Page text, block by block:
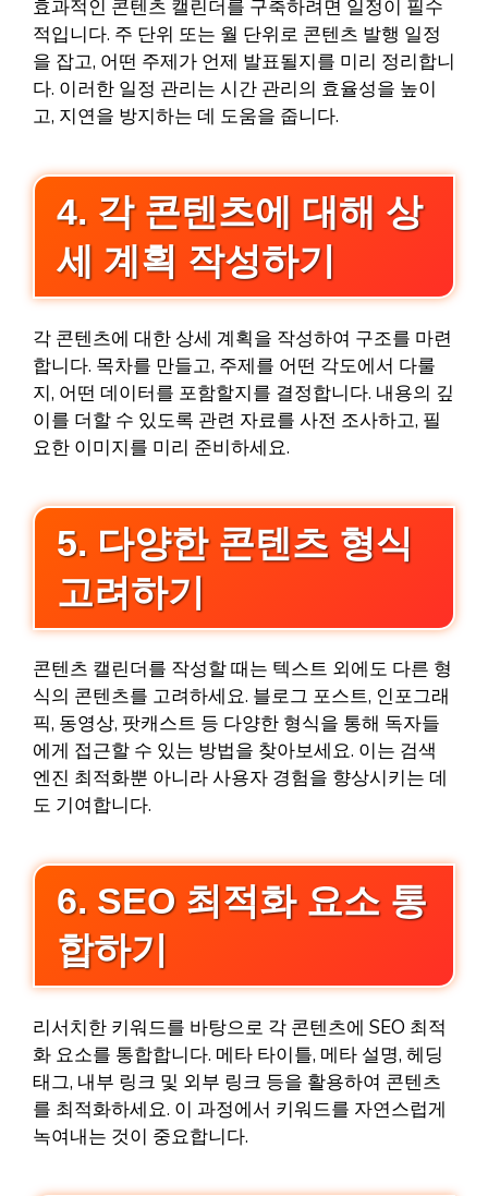
효과적인 콘텐츠 캘린더를 구축하려면 일정이 필수
적입니다. 주 단위 또는 월 단위로 콘텐츠 발행 일정
을 잡고, 어떤 주제가 언제 발표될지를 미리 정리합니
다. 이러한 일정 관리는 시간 관리의 효율성을 높이
고, 지연을 방지하는 데 도움을 줍니다.
4. 각 콘텐츠에 대해 상
세 계획 작성하기
각 콘텐츠에 대한 상세 계획을 작성하여 구조를 마련
합니다. 목차를 만들고, 주제를 어떤 각도에서 다룰
지, 어떤 데이터를 포함할지를 결정합니다. 내용의 깊
이를 더할 수 있도록 관련 자료를 사전 조사하고, 필
요한 이미지를 미리 준비하세요.
5. 다양한 콘텐츠 형식
고려하기
콘텐츠 캘린더를 작성할 때는 텍스트 외에도 다른 형
식의 콘텐츠를 고려하세요. 블로그 포스트, 인포그래
픽, 동영상, 팟캐스트 등 다양한 형식을 통해 독자들
에게 접근할 수 있는 방법을 찾아보세요. 이는 검색
엔진 최적화뿐 아니라 사용자 경험을 향상시키는 데
도 기여합니다.
6. SEO 최적화 요소 통
합하기
리서치한 키워드를 바탕으로 각 콘텐츠에 SEO 최적
화 요소를 통합합니다. 메타 타이틀, 메타 설명, 헤딩
태그, 내부 링크 및 외부 링크 등을 활용하여 콘텐츠
를 최적화하세요. 이 과정에서 키워드를 자연스럽게
녹여내는 것이 중요합니다.